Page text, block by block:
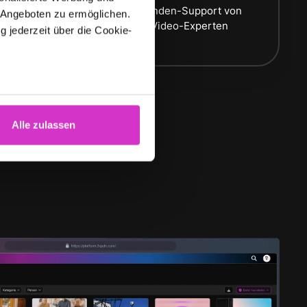
zu ermöglichen.
jederzeit über die Cookie-
Präferenzen imAbschnitt
Verwendung unserer
diese Informationen
Rahmen Ihrer Nutzung
Alle zulassen
und
Premium Kunden-Support von
erfahrenen Video-Experten